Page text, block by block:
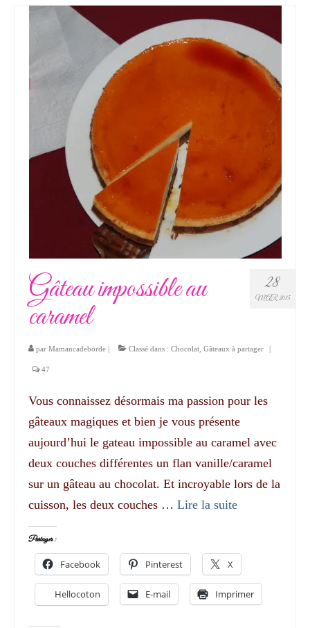
28
MAR 2015
Gâteau impossible au
caramel
par Mamancadeborde | Classé dans : Chocolat Gâteaux à partager |
47
Vous connaissez désormais ma passion pour les
gâteaux magiques et bien je vous présente
aujourd’hui le gateau impossible au caramel avec
deux couches différentes un flan vanille/caramel
sur un gâteau au chocolat. Et incroyable lors de la
cuisson, les deux couches … Lire la suite­­
Partager :
Facebook Pinterest X
Hellocoton E-mail Imprimer